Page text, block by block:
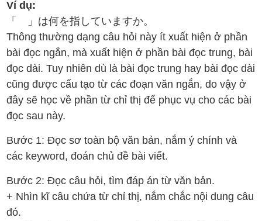
Ví dụ:
「 」は何を指していますか。
Thông thường dạng câu hỏi này ít xuất hiện ở phần
bài đọc ngắn, mà xuất hiện ở phần bài đọc trung, bài
đọc dài. Tuy nhiên dù là bài đọc trung hay bài đọc dài
cũng được cấu tạo từ các đoạn văn ngắn, do vậy ở
đây sẽ học về phần từ chỉ thị để phục vụ cho các bài
đọc sau này.
Bước 1: Đọc sơ toàn bộ văn bản, nắm ý chính và
các keyword, đoán chủ đề bài viết.
Bước 2: Đọc câu hỏi, tìm đáp án từ văn bản.
+ Nhìn kĩ câu chứa từ chỉ thị, nắm chắc nội dung câu
đó.